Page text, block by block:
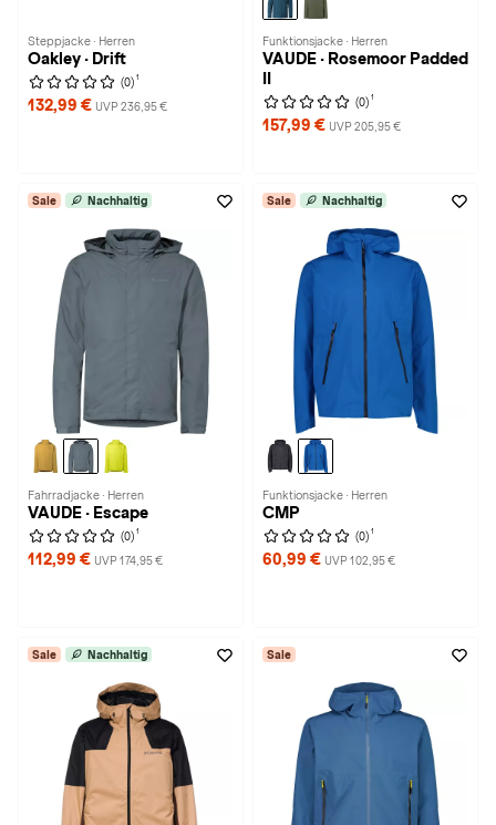
Steppjacke · Herren
Oakley · Drift
(0) 1
132,99 € UVP 236,95 €
Funktionsjacke · Herren
VAUDE · Rosemoor Padded
(0) 1
157,99 € UVP 205,95 €
Sale Nachhaltig
Fahrradjacke · Herren
VAUDE · Escape
(0) 1
112,99 € UVP 174,95 €
Sale Nachhaltig
Funktionsjacke · Herren
CMP
(0) 1
60,99 € UVP 102,95 €
Sale Nachhaltig Sale